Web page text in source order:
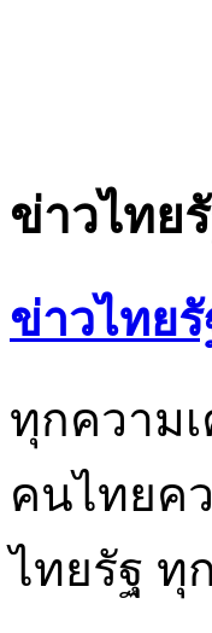
ข่าวไทย
ข่าวไทย
ทุกความ
คนไทยค
ไทยรัฐ ทุ